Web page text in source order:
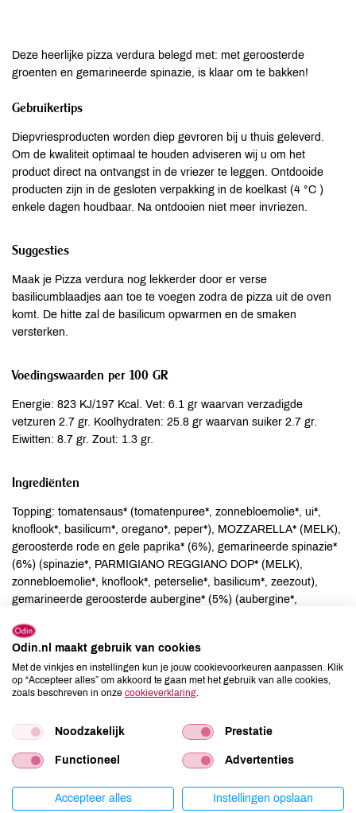
Deze heerlijke pizza verdura belegd met: met geroosterde
groenten en gemarineerde spinazie, is klaar om te bakken!
Gebruikertips
Diepvriesproducten worden diep gevroren bij u thuis geleverd.
Om de kwaliteit optimaal te houden adviseren wij u om het
product direct na ontvangst in de vriezer te leggen. Ontdooide
producten zijn in de gesloten verpakking in de koelkast (4 °C )
enkele dagen houdbaar. Na ontdooien niet meer invriezen.
Suggesties
Maak je Pizza verdura nog lekkerder door er verse
basilicumblaadjes aan toe te voegen zodra de pizza uit de oven
komt. De hitte zal de basilicum opwarmen en de smaken
versterken.
Voedingswaarden per 100 GR
Energie: 823 KJ/197 Kcal. Vet: 6.1 gr waarvan verzadigde
vetzuren 2.7 gr. Koolhydraten: 25.8 gr waarvan suiker 2.7 gr.
Eiwitten: 8.7 gr. Zout: 1.3 gr.
Ingrediënten
Topping: tomatensaus* (tomatenpuree*, zonnebloemolie*, ui*,
knoflook*, basilicum*, oregano*, peper*), MOZZARELLA* (MELK),
geroosterde rode en gele paprika* (6%), gemarineerde spinazie*
(6%) (spinazie*, PARMIGIANO REGGIANO DOP* (MELK),
zonnebloemolie*, knoflook*, peterselie*, basilicum*, zeezout),
gemarineerde geroosterde aubergine* (5%) (aubergine*,
courgettes* (3,7%), PARMIGIANO REGGIANO DOP* (MELK),
oregano*. Deeg: TARWEBLOEM*, water, zeezout,
zonnebloemolie*, gist*.
Aardnoten
niet aanwezig
Ei
niet aanwezig
Gluten
aanwezig
Lactose
aanwezig
Odin.nl maakt gebruik van cookies
Met de vinkjes en instellingen kun je jouw cookievoorkeuren aanpassen. Klik
op “Accepteer alles” om akkoord te gaan met het gebruik van alle cookies,
zoals beschreven in onze cookieverklaring
Noodzakelijk Prestatie
Functioneel Advertenties
Accepteer alles Instellingen opslaan